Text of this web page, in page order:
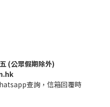
(公眾假期除外)
查詢，信箱回覆時